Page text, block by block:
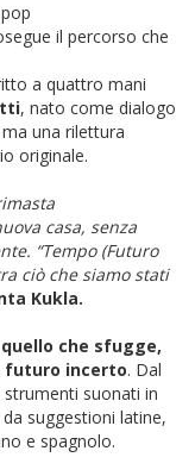
il percorso che
a quattro mani
, nato come dialogo
una rilettura
originale.
casa, senza
“Tempo (Futuro
ciò che siamo stati
Kukla.
che sfugge,
futuro incerto. Dal
suonati in
suggestioni latine,
e spagnolo.